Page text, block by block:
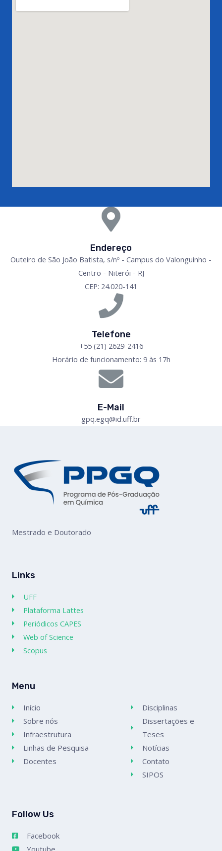
Endereço
Outeiro de São João Batista, s/nº - Campus do Valonguinho -
Centro - Niterói - RJ
CEP: 24.020-141
Telefone
+55 (21) 2629-2416
Horário de funcionamento: 9 às 17h
E-Mail
gpq.egq@id.uff.br
Mestrado e Doutorado
Links
UFF
Plataforma Lattes
Periódicos CAPES
Web of Science
Scopus
Menu
Início
Sobre nós
Infraestrutura
Linhas de Pesquisa
Docentes
Disciplinas
Dissertações e
Teses
Notícias
Contato
SIPOS
Follow Us
Facebook
Youtube